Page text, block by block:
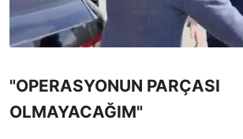
"OPERASYONUN PARÇASI
OLMAYACAĞIM"